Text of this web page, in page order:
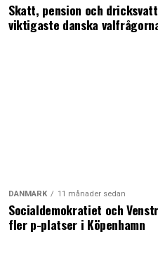
Skatt, pension och
viktigaste danska
DANMARK 11 månader sedan
Socialdemokratiet och
fler p-platser i Köpenhamn